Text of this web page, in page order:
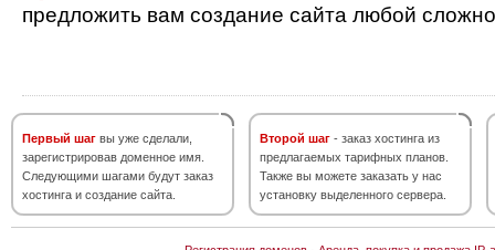
предложить вам создание сайта любой
Первый шаг вы уже сделали,
зарегистрировав доменное имя.
Следующими шагами будут заказ
хостинга и создание сайта.
Второй шаг - заказ хостинга из
предлагаемых тарифных планов.
Также вы можете заказать у нас
установку выделенного сервера.